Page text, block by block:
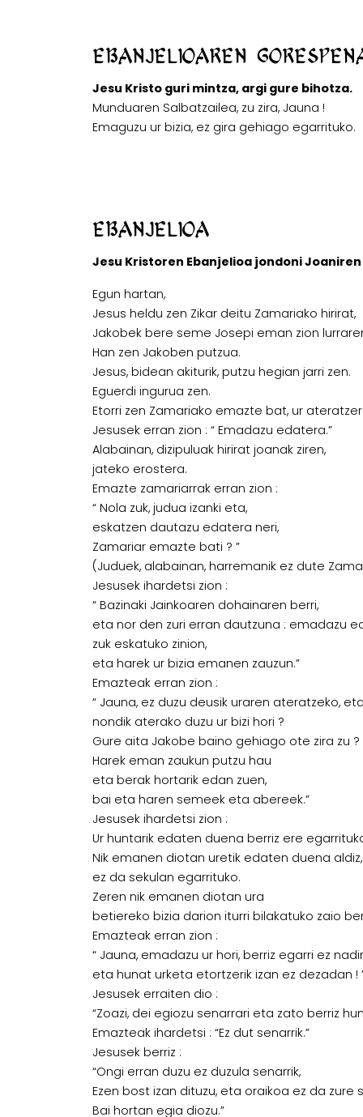
Ebanjelioaren
Jesu Kristo guri mintza, argi gure bihotza.
Munduaren Salbatzailea, zu zira, Jauna !
Emaguzu ur bizia, ez gira gehiago egarrituko.
Ebanjelioa
Jesu Kristoren Ebanjelioa jondoni
Egun hartan,
Jesus heldu zen Zikar deitu Zamariako hirirat,
Jakobek bere seme Josepi eman zion
Han zen Jakoben putzua.
Jesus, bidean akiturik, putzu hegian jarri zen.
Eguerdi ingurua zen.
Etorri zen Zamariako emazte bat, ur
Jesusek erran zion : “ Emadazu edatera.”
Alabainan, dizipuluak hirirat joanak ziren,
jateko erostera.
Emazte zamariarrak erran zion :
“ Nola zuk, judua izanki eta,
eskatzen dautazu edatera neri,
Zamariar emazte bati ? ”
(Juduek, alabainan, harremanik ez dute
Jesusek ihardetsi zion :
“ Bazinaki Jainkoaren dohainaren berri,
eta nor den zuri erran dautzuna : emadazu
zuk eskatuko zinion,
eta harek ur bizia emanen zauzun.”
Emazteak erran zion :
“ Jauna, ez duzu deusik uraren ateratzeko,
nondik aterako duzu ur bizi hori ?
Gure aita Jakobe baino gehiago ote zira zu ?
Harek eman zaukun putzu hau
eta berak hortarik edan zuen,
bai eta haren semeek eta abereek.”
Jesusek ihardetsi zion :
Ur huntarik edaten duena berriz ere
Nik emanen diotan uretik edaten duena aldiz,
ez da sekulan egarrituko.
Zeren nik emanen diotan ura
betiereko bizia darion iturri bilakatuko zaio
Emazteak erran zion :
“ Jauna, emadazu ur hori, berriz egarri ez
eta hunat urketa etortzerik izan ez dezadan !
Jesusek erraiten dio :
“Zoazi, dei egiozu senarrari eta zato berriz
Emazteak ihardetsi : “Ez dut senarrik.”
Jesusek berriz :
“Ongi erran duzu ez duzula senarrik,
Ezen bost izan dituzu, eta oraikoa ez da zure
Bai hortan egia diozu.”